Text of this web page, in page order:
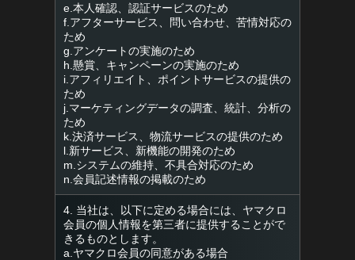
e.本人確認、認証サービスのため
f.アフターサービス、問い合わせ、苦情対応の
ため
g.アンケートの実施のため
h.懸賞、キャンペーンの実施のため
i.アフィリエイト、ポイントサービスの提供の
ため
j.マーケティングデータの調査、統計、分析の
ため
k.決済サービス、物流サービスの提供のため
l.新サービス、新機能の開発のため
m.システムの維持、不具合対応のため
n.会員記述情報の掲載のため
4. 当社は、以下に定める場合には、ヤマクロ
会員の個人情報を第三者に提供することがで
きるものとします。
a.ヤマクロ会員の同意がある場合